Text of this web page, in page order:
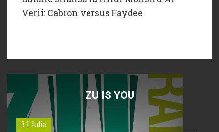
Verii: Cabron versus Faydee
ZU IS YOU
31 Iulie